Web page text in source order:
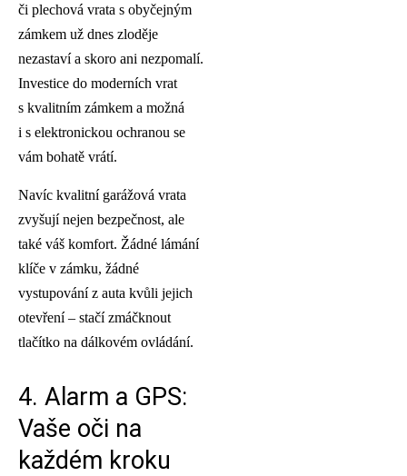
či plechová vrata s obyčejným
zámkem už dnes zloděje
nezastaví a skoro ani nezpomalí.
Investice do moderních vrat
s kvalitním zámkem a možná
i s elektronickou ochranou se
vám bohatě vrátí.
Navíc kvalitní garážová vrata
zvyšují nejen bezpečnost, ale
také váš komfort. Žádné lámání
klíče v zámku, žádné
vystupování z auta kvůli jejich
otevření – stačí zmáčknout
tlačítko na dálkovém ovládání.
4. Alarm a GPS:
Vaše oči na
každém kroku